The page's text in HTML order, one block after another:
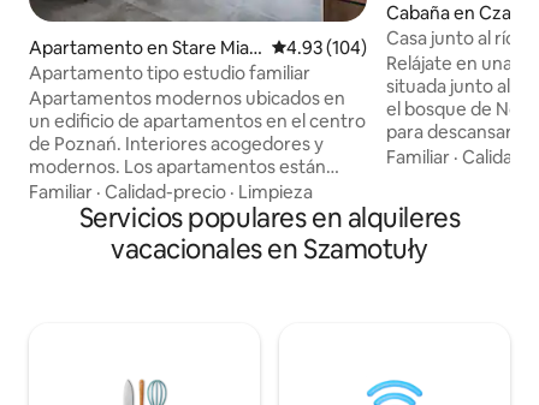
Apartamento en Stare Mias
to
Calificación promedio: 4.93 de
4.93 (104)
Apartamento tipo estudio familiar
Apartamentos modernos ubicados en
un edificio de apartamentos en el centro
de Poznań. Interiores acogedores y
modernos. Los apartamentos están
totalmente equipados y cómodamente
amueblados para un máximo de 4
personas. LAS LLAVES SE RECOGEN EN
LA RECEPCIÓN en la entrada principal
garaje está sujeto a una tarifa de 80 PLN
Familiar · Calidad-precio · Limpieza
Cabaña en
Casa junto al río
bosque de Noteć
Relájate en una
situada junto al
el bosque de
para descansar
ciudad, rodeado
vistas y los cantos
alrededores
bosques y
los deportes
Familiar ·Calidad-
Servicios populares en alquileres
vacacionales en Szamotuły